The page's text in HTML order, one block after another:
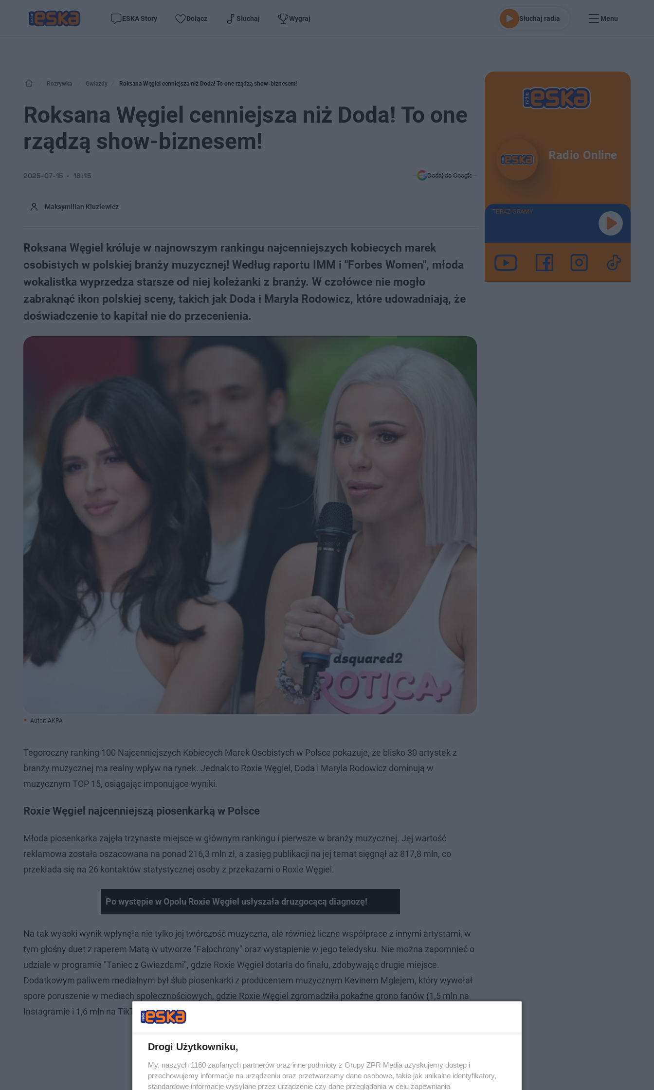
ESKA Story Dołącz Słuchaj Wygraj Słuchaj radia Menu
Rozrywka Gwiazdy Roksana Węgiel cenniejsza niż Doda! To one rządzą show-biznesem!
Roksana Węgiel cenniejsza niż Doda! To one
rządzą show-biznesem!
Maksymilian Kluziewicz
2025-07-15 16:15 Dodaj do Google
Roksana Węgiel króluje w najnowszym rankingu najcenniejszych kobiecych marek
osobistych w polskiej branży muzycznej! Według raportu IMM i "Forbes Women", młoda
wokalistka wyprzedza starsze od niej koleżanki z branży. W czołówce nie mogło
zabraknąć ikon polskiej sceny, takich jak Doda i Maryla Rodowicz, które udowadniają, że
doświadczenie to kapitał nie do przecenienia.
Autor: AKPA
Tegoroczny ranking 100 Najcenniejszych Kobiecych Marek Osobistych w Polsce pokazuje, że blisko 30 artystek z
branży muzycznej ma realny wpływ na rynek. Jednak to Roxie Węgiel, Doda i Maryla Rodowicz dominują w
muzycznym TOP 15, osiągając imponujące wyniki.
Roxie Węgiel najcenniejszą piosenkarką w Polsce
Młoda piosenkarka zajęła trzynaste miejsce w głównym rankingu i pierwsze w branży muzycznej. Jej wartość
reklamowa została oszacowana na ponad 216,3 mln zł, a zasięg publikacji na jej temat sięgnął aż 817,8 mln, co
przekłada się na 26 kontaktów statystycznej osoby z przekazami o Roxie Węgiel.
Po występie w Opolu Roxie Węgiel usłyszała druzgocącą diagnozę!
Na tak wysoki wynik wpłynęła nie tylko jej twórczość muzyczna, ale również liczne współprace z innymi artystami, w
tym głośny duet z raperem Matą w utworze "Falochrony" oraz wystąpienie w jego teledysku. Nie można zapomnieć o
udziale w programie "Taniec z Gwiazdami", gdzie Roxie Węgiel dotarła do finału, zdobywając drugie miejsce.
Dodatkowym paliwem medialnym był ślub piosenkarki z producentem muzycznym Kevinem Mglejem, który wywołał
spore poruszenie w mediach społecznościowych, gdzie Roxie Węgiel zgromadziła pokaźne grono fanów (1,5 mln na
Instagramie i 1,6 mln na TikToku).
Radio Online
TERAZ GRAMY
Drogi Użytkowniku,
My, naszych 1160 zaufanych partnerów oraz inne podmioty z Grupy ZPR Media uzyskujemy dostęp i
przechowujemy informacje na urządzeniu oraz przetwarzamy dane osobowe, takie jak unikalne identyfikatory,
standardowe informacje wysyłane przez urządzenie czy dane przeglądania w celu zapewniania